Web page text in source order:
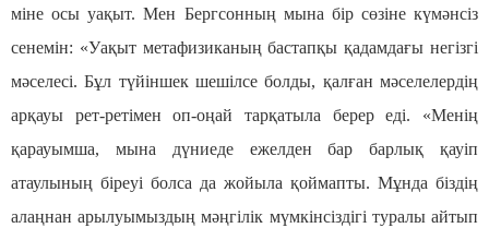
міне осы уақыт. Мен Бергсонның мына бір сөзіне күмәнсіз
сенемін: «Уақыт метафизиканың бастапқы қадамдағы негізгі
мәселесі. Бұл түйіншек шешілсе болды, қалған мәселелердің
арқауы рет-ретімен оп-оңай тарқатыла берер еді. «Менің
қарауымша, мына дүниеде ежелден бар барлық қауіп
атаулының біреуі болса да жойыла қоймапты. Мұнда біздің
алаңнан арылуымыздың мәңгілік мүмкінсіздігі туралы айтып